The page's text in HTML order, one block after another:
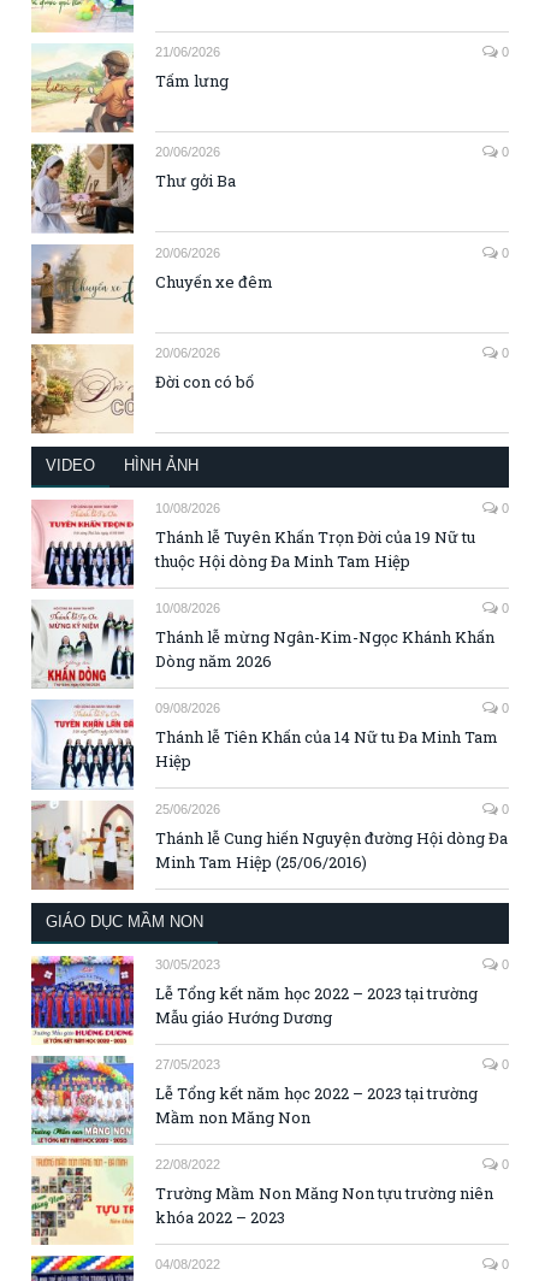
21/06/2026 0
Tấm lưng
20/06/2026 0
Thư gởi Ba
20/06/2026 0
Chuyến xe đêm
20/06/2026 0
Đời con có bố
VIDEO HÌNH ẢNH
10/08/2026 0
Thánh lễ Tuyên Khấn Trọn Đời của 19 Nữ tu
thuộc Hội dòng Đa Minh Tam Hiệp
10/08/2026 0
Thánh lễ mừng Ngân-Kim-Ngọc Khánh Khấn
Dòng năm 2026
09/08/2026 0
Thánh lễ Tiên Khấn của 14 Nữ tu Đa Minh Tam
Hiệp
25/06/2026 0
Thánh lễ Cung hiến Nguyện đường Hội dòng Đa
Minh Tam Hiệp (25/06/2016)
GIÁO DỤC MẦM NON
30/05/2023 0
Lễ Tổng kết năm học 2022 – 2023 tại trường
Mẫu giáo Hướng Dương
27/05/2023 0
Lễ Tổng kết năm học 2022 – 2023 tại trường
Mầm non Măng Non
22/08/2022 0
Trường Mầm Non Măng Non tựu trường niên
khóa 2022 – 2023
04/08/2022 0